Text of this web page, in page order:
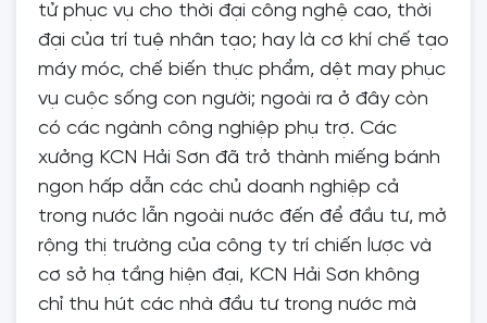
tử phục vụ cho thời đại công nghệ cao, thời
đại của trí tuệ nhân tạo; hay là cơ khí chế tạo
máy móc, chế biến thực phẩm, dệt may phục
vụ cuộc sống con người; ngoài ra ở đây còn
có các ngành công nghiệp phụ trợ. Các
xưởng KCN Hải Sơn đã trở thành miếng bánh
ngon hấp dẫn các chủ doanh nghiệp cả
trong nước lẫn ngoài nước đến để đầu tư, mở
rộng thị trường của công ty trí chiến lược và
cơ sở hạ tầng hiện đại, KCN Hải Sơn không
chỉ thu hút các nhà đầu tư trong nước mà